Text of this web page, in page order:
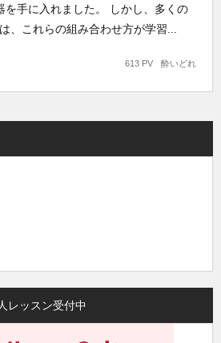
を手に入れました。 しかし、多くの
、これらの組み合わせ方が学習...
酔いどれ
613 PV
レッスン受付中